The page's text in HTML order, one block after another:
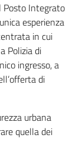
Posto Integrato
esperienza
in cui
Polizia di
ingresso, a
di
urbana
quella dei